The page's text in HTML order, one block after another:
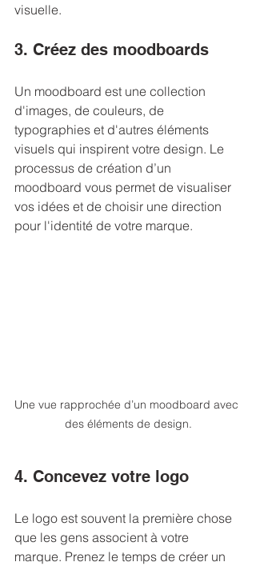
visuelle.
3. Créez des moodboards
Un moodboard est une collection
d'images, de couleurs, de
typographies et d'autres éléments
visuels qui inspirent votre design. Le
processus de création d’un
moodboard vous permet de visualiser
vos idées et de choisir une direction
pour l'identité de votre marque.
Une vue rapprochée d’un moodboard avec
des éléments de design.
4. Concevez votre logo
Le logo est souvent la première chose
que les gens associent à votre
marque. Prenez le temps de créer un